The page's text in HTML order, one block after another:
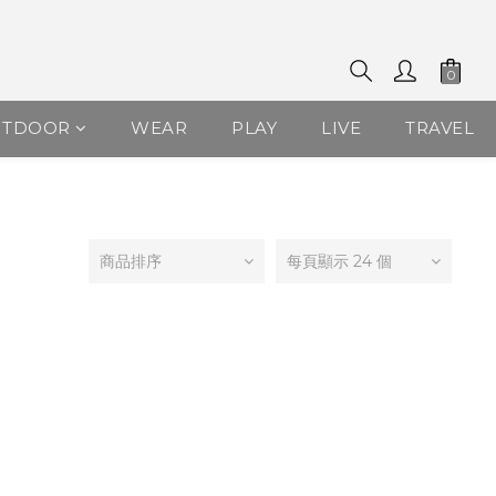
WEAR PLAY LIVE TRAVEL
商品排序 每頁顯示 24 個